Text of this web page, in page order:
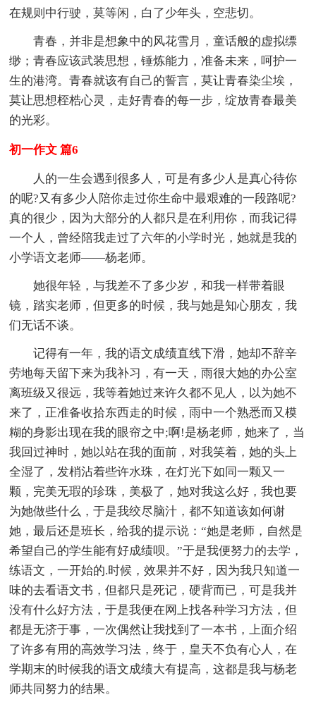
在规则中行驶，莫等闲，白了少年头，空悲切。
青春，并非是想象中的风花雪月，童话般的虚拟缥
缈；青春应该武装思想，锤炼能力，准备未来，呵护一
生的港湾。青春就该有自己的誓言，莫让青春染尘埃，
莫让思想桎梏心灵，走好青春的每一步，绽放青春最美
的光彩。
初一作文 篇6
人的一生会遇到很多人，可是有多少人是真心待你
的呢?又有多少人陪你走过你生命中最艰难的一段路呢?
真的很少，因为大部分的人都只是在利用你，而我记得
一个人，曾经陪我走过了六年的小学时光，她就是我的
小学语文老师——杨老师。
她很年轻，与我差不了多少岁，和我一样带着眼
镜，踏实老师，但更多的时候，我与她是知心朋友，我
们无话不谈。
记得有一年，我的语文成绩直线下滑，她却不辞辛
劳地每天留下来为我补习，有一天，雨很大她的办公室
离班级又很远，我等着她过来许久都不见人，以为她不
来了，正准备收拾东西走的时候，雨中一个熟悉而又模
糊的身影出现在我的眼帘之中;啊!是杨老师，她来了，当
我回过神时，她以站在我的面前，对我笑着，她的头上
全湿了，发梢沾着些许水珠，在灯光下如同一颗又一
颗，完美无瑕的珍珠，美极了，她对我这么好，我也要
为她做些什么，于是我绞尽脑汁，都不知道该如何谢
她，最后还是班长，给我的提示说：“她是老师，自然是
希望自己的学生能有好成绩呗。”于是我便努力的去学，
练语文，一开始的.时候，效果并不好，因为我只知道一
味的去看语文书，但都只是死记，硬背而已，可是我并
没有什么好方法，于是我便在网上找各种学习方法，但
都是无济于事，一次偶然让我找到了一本书，上面介绍
了许多有用的高效学习法，终于，皇天不负有心人，在
学期末的时候我的语文成绩大有提高，这都是我与杨老
师共同努力的结果。